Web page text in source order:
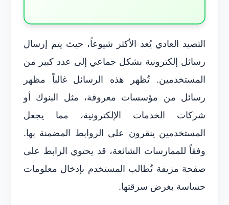
التصيد العادي يُعد الأكثر شيوعاً، حيث يتم إرسال
رسائل إلكترونية بشكل جماعي إلى عدد كبير من
المستخدمين. تُظهر هذه الرسائل غالباً مظهر
رسائل من مؤسسات معروفة، مثل البنوك أو
شركات الخدمات الإلكترونية، مما يجعل
المستخدمين ينقرون على الروابط المضمنة بها.
وفقاً للممارسات الشائعة، قد يحتوي الرابط على
صفحة مزيفة تُطالب المستخدم بإدخال معلومات
حساسة بغرض سرقتها.